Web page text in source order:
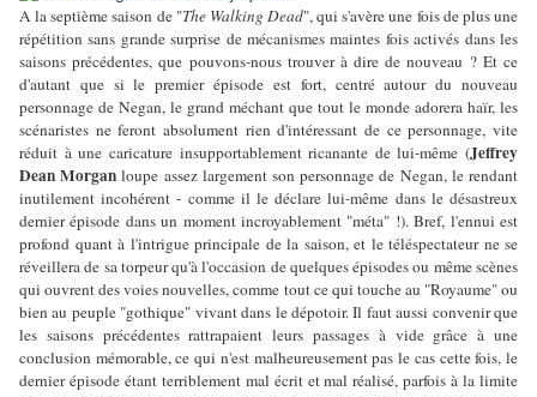
A la septième saison de "The Walking Dead", qui s'avère une fois de plus une
répétition sans grande surprise de mécanismes maintes fois activés dans les
saisons précédentes, que pouvons-nous trouver à dire de nouveau ? Et ce
d'autant que si le premier épisode est fort, centré autour du nouveau
personnage de Negan, le grand méchant que tout le monde adorera haïr, les
scénaristes ne feront absolument rien d'intéressant de ce personnage, vite
réduit à une caricature insupportablement ricanante de lui-même (Jeffrey
Dean Morgan loupe assez largement son personnage de Negan, le rendant
inutilement incohérent - comme il le déclare lui-même dans le désastreux
dernier épisode dans un moment incroyablement "méta" !). Bref, l'ennui est
profond quant à l'intrigue principale de la saison, et le téléspectateur ne se
réveillera de sa torpeur qu'à l'occasion de quelques épisodes ou même scènes
qui ouvrent des voies nouvelles, comme tout ce qui touche au "Royaume" ou
bien au peuple "gothique" vivant dans le dépotoir. Il faut aussi convenir que
les saisons précédentes rattrapaient leurs passages à vide grâce à une
conclusion mémorable, ce qui n'est malheureusement pas le cas cette fois, le
dernier épisode étant terriblement mal écrit et mal réalisé, parfois à la limite